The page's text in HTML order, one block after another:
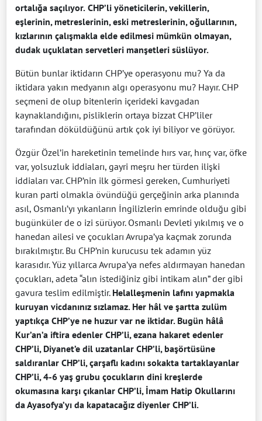
ortalığa saçılıyor. CHP’li yöneticilerin, vekillerin,
eşlerinin, metreslerinin, eski metreslerinin, oğullarının,
kızlarının çalışmakla elde edilmesi mümkün olmayan,
dudak uçuklatan servetleri manşetleri süslüyor.
Bütün bunlar iktidarın CHP’ye operasyonu mu? Ya da
iktidara yakın medyanın algı operasyonu mu? Hayır. CHP
seçmeni de olup bitenlerin içerideki kavgadan
kaynaklandığını, pisliklerin ortaya bizzat CHP’liler
tarafından döküldüğünü artık çok iyi biliyor ve görüyor.
Özgür Özel’in hareketinin temelinde hırs var, hınç var, öfke
var, yolsuzluk iddiaları, gayri meşru her türden ilişki
iddiaları var. CHP’nin ilk görmesi gereken, Cumhuriyeti
kuran parti olmakla övündüğü gerçeğinin arka planında
asıl, Osmanlı’yı yıkanların İngilizlerin emrinde olduğu gibi
bugünküler de o izi sürüyor. Osmanlı Devleti yıkılmış ve o
hanedan ailesi ve çocukları Avrupa’ya kaçmak zorunda
bırakılmıştır. Bu CHP’nin kurucusu tek adamın yüz
karasıdır. Yüz yıllarca Avrupa’ya nefes aldırmayan hanedan
çocukları, adeta “alın istediğiniz gibi intikam alın” der gibi
gavura teslim edilmiştir. Helalleşmenin lafını yapmakla
kuruyan vicdanınız sızlamaz. Her hâl ve şartta zulüm
yaptıkça CHP’ye ne huzur var ne iktidar. Bugün hâlâ
Kur’an’a iftira edenler CHP’li, ezana hakaret edenler
CHP’li, Diyanet’e dil uzatanlar CHP’li, başörtüsüne
saldıranlar CHP’li, çarşaflı kadını sokakta tartaklayanlar
CHP’li, 4-6 yaş grubu çocukların dini kreşlerde
okumasına karşı çıkanlar CHP’li, İmam Hatip Okullarını
da Ayasofya’yı da kapatacağız diyenler CHP’li.